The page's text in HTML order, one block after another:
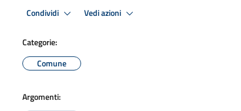
Condividi Vedi azioni
Categorie:
Comune
Argomenti: